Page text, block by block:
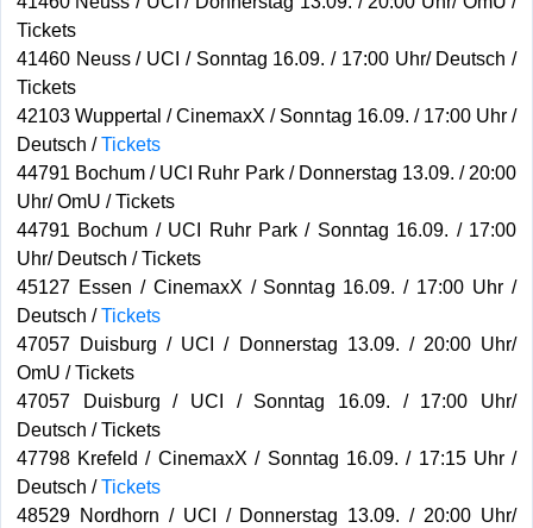
Tickets
41460 Neuss / UCI / Sonntag 16.09. / 17:00 Uhr/ Deutsch /
Tickets
42103 Wuppertal / CinemaxX / Sonntag 16.09. / 17:00 Uhr /
Deutsch /Tickets
44791 Bochum / UCI Ruhr Park / Donnerstag 13.09. / 20:00
Uhr/ OmU / Tickets
44791 Bochum / UCI Ruhr Park / Sonntag 16.09. / 17:00
Uhr/ Deutsch / Tickets
45127 Essen / CinemaxX / Sonntag 16.09. / 17:00 Uhr /
Deutsch /Tickets
47057 Duisburg / UCI / Donnerstag 13.09. / 20:00 Uhr/
OmU / Tickets
47057 Duisburg / UCI / Sonntag 16.09. / 17:00 Uhr/
Deutsch / Tickets
47798 Krefeld / CinemaxX / Sonntag 16.09. / 17:15 Uhr /
Deutsch /Tickets
48529 Nordhorn / UCI / Donnerstag 13.09. / 20:00 Uhr/